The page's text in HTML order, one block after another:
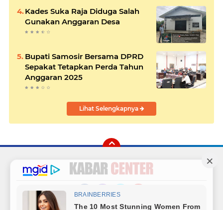
Kades Suka Raja Diduga Salah
Gunakan Anggaran Desa
Bupati Samosir Bersama DPRD
Sepakat Tetapkan Perda Tahun
Anggaran 2025
Lihat Selengkapnya
FacebookInstagram
TwitterYouTube